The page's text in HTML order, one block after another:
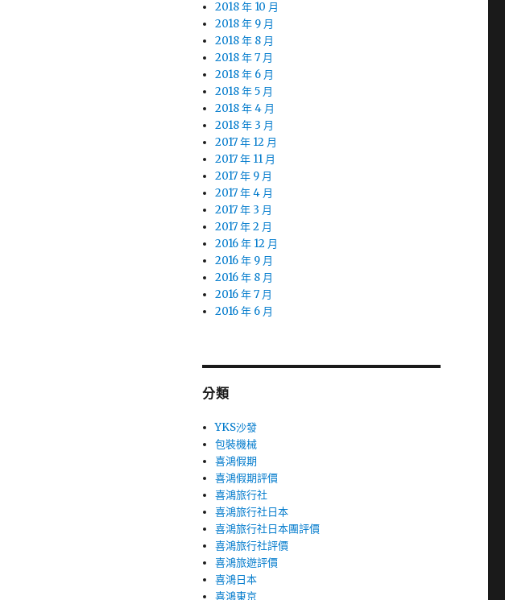
2018 年 10 月
2018 年 9 月
2018 年 8 月
2018 年 7 月
2018 年 6 月
2018 年 5 月
2018 年 4 月
2018 年 3 月
2017 年 12 月
2017 年 11 月
2017 年 9 月
2017 年 4 月
2017 年 3 月
2017 年 2 月
2016 年 12 月
2016 年 9 月
2016 年 8 月
2016 年 7 月
2016 年 6 月
分類
YKS沙發
包裝機械
喜鴻假期
喜鴻假期評價
喜鴻旅行社
喜鴻旅行社日本
喜鴻旅行社日本團評價
喜鴻旅行社評價
喜鴻旅遊評價
喜鴻日本
喜鴻東京